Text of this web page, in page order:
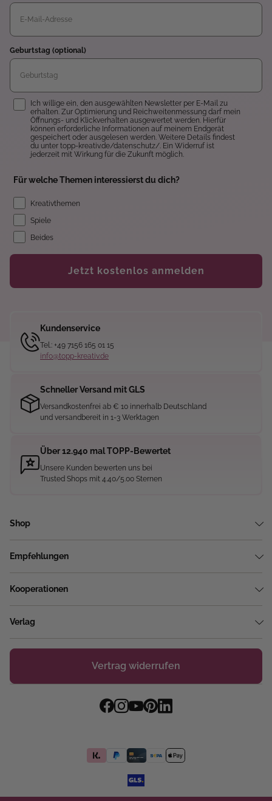
Geburtstag (optional)
Einwilligung
Ich willige ein, den ausgewählten Newsletter per E-Mail zu
erhalten. Zur Optimierung und Reichweitenmessung darf mein
Öffnungs- und Klickverhalten ausgewertet werden. Hierfür
können erforderliche Informationen auf meinem Endgerät
gespeichert oder ausgelesen werden. Weitere Details findest
du unter topp-kreativ.de/datenschutz/. Ein Widerruf ist
jederzeit mit Wirkung für die Zukunft möglich.
Für welche Themen interessierst du dich?
Kreativthemen
Spiele
Beides
Jetzt kostenlos anmelden
Kundenservice
Tel.: +49 7156 165 01 15
info@topp-kreativ.de
Schneller Versand mit GLS
Versandkostenfrei ab € 10 innerhalb Deutschland
und versandbereit in 1-3 Werktagen
Über 12.940 mal TOPP-Bewertet
Unsere Kunden bewerten uns bei
Trusted Shops mit 4.40/5.00 Sternen
Shop
Empfehlungen
Kooperationen
Verlag
Vertrag widerrufen